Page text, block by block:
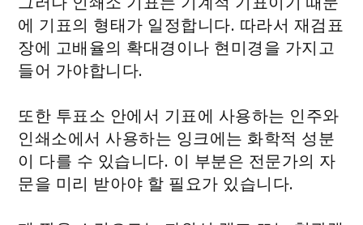
에 기표의 형태가 일정합니다. 따라서 재검표
장에 고배율의 확대경이나 현미경을 가지고
들어 가야합니다.
또한 투표소 안에서 기표에 사용하는 인주와
인쇄소에서 사용하는 잉크에는 화학적 성분
이 다를 수 있습니다. 이 부분은 전문가의 자
문을 미리 받아야 할 필요가 있습니다.